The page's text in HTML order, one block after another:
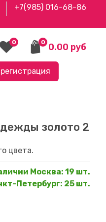
+7(985) 016-68-86
0 0 0.00 руб
Москва: 19 шт.
Петербург: 25 шт.
золото 2
цвета.